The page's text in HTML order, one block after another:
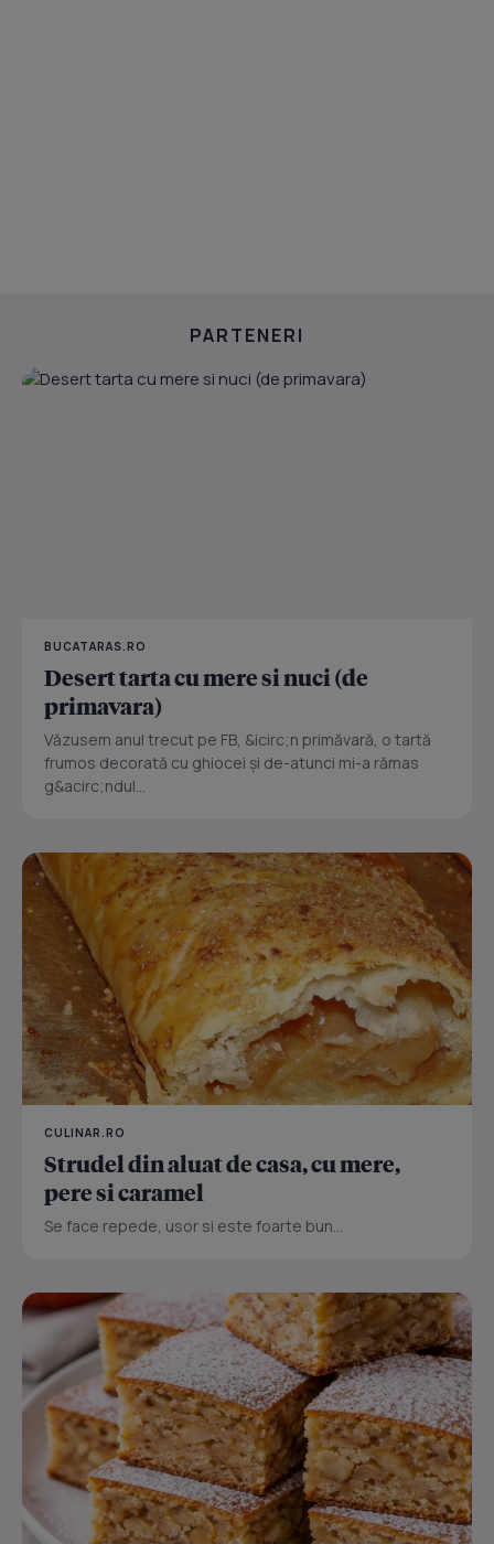
PARTENERI
BUCATARAS.RO
Desert tarta cu mere si nuci (de
primavara)
Văzusem anul trecut pe FB, &icirc;n primăvară, o tartă
frumos decorată cu ghiocei și de-atunci mi-a rămas
g&acirc;ndul...
CULINAR.RO
Strudel din aluat de casa, cu mere,
pere si caramel
Se face repede, usor si este foarte bun...